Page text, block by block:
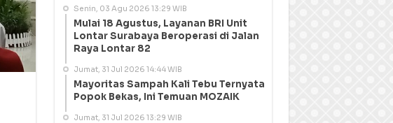
Senin, 03 Agu 2026 13:29 WIB
Mulai 18 Agustus, Layanan BRI Unit
Lontar Surabaya Beroperasi di Jalan
Raya Lontar 82
Jumat, 31 Jul 2026 14:44 WIB
Mayoritas Sampah Kali Tebu Ternyata
Popok Bekas, Ini Temuan MOZAIK
Jumat, 31 Jul 2026 13:29 WIB